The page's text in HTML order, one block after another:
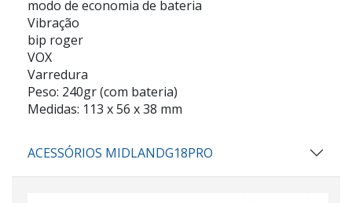
modo de economia de bateria
Vibração
bip roger
VOX
Varredura
Peso: 240gr (com bateria)
Medidas: 113 x 56 x 38 mm
ACESSÓRIOS MIDLANDG18PRO